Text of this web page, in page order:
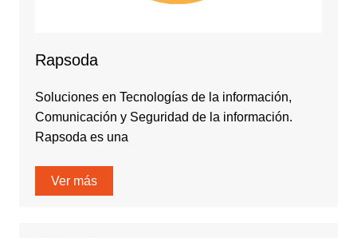
Rapsoda
Soluciones en Tecnologías de la información,
Comunicación y Seguridad de la información.
Rapsoda es una
Ver más